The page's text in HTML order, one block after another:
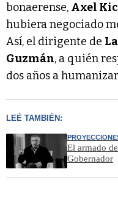
bonaerense, Axel
hubiera negociado
Así, el dirigente de
Guzmán, a quién
dos años a humanizar
LEÉ TAMBIÉN:
El armado
Gobernador